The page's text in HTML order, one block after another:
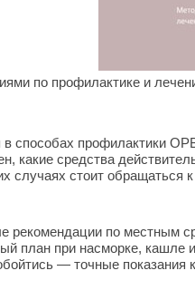
по профилактике и
в способах профилактики
какие средства
случаях стоит обращаться
рекомендации по местным
план при насморке, кашле
— точные показания